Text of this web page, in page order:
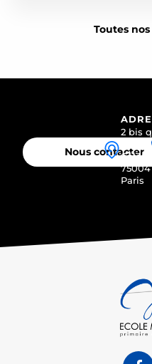
Toutes
Nous contacter
2 bis
75004
Paris